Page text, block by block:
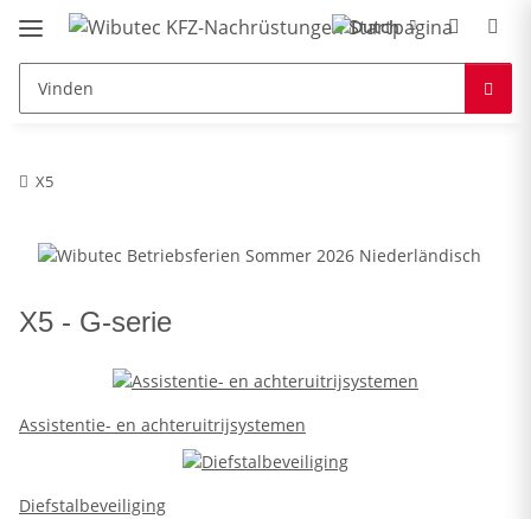
X5
X5 - G-serie
Assistentie- en achteruitrijsystemen
Diefstalbeveiliging